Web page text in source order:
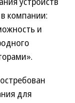
компании:
и
для